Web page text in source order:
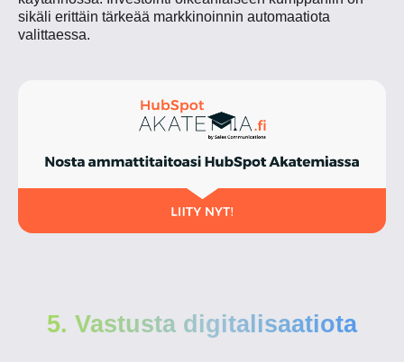
sikäli erittäin tärkeää markkinoinnin automaatiota
valittaessa.
5. Vastusta digitalisaatiota